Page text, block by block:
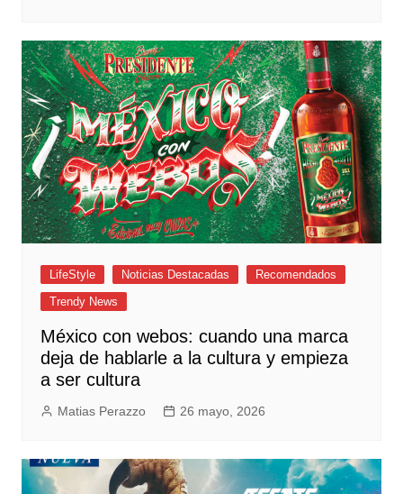
LifeStyle Noticias Destacadas
Recomendados
Trendy News
México con webos: cuando una marca
deja de hablarle a la cultura y empieza
a ser cultura
Matias Perazzo 26 mayo, 2026